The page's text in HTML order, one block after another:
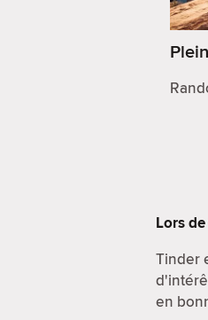
Lors
Tinder
en